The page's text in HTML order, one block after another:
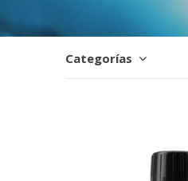
Categorías